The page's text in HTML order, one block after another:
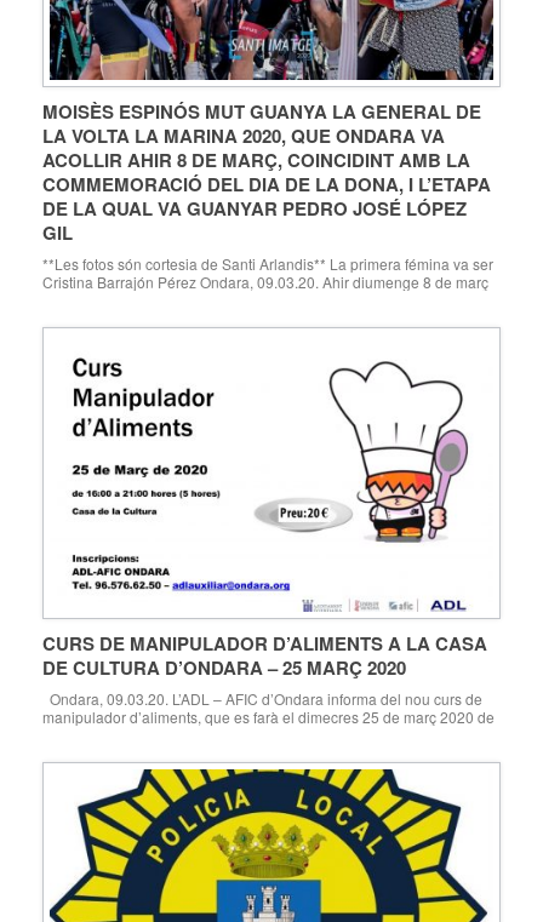
MOISÈS ESPINÓS MUT GUANYA LA GENERAL DE
LA VOLTA LA MARINA 2020, QUE ONDARA VA
ACOLLIR AHIR 8 DE MARÇ, COINCIDINT AMB LA
COMMEMORACIÓ DEL DIA DE LA DONA, I L’ETAPA
DE LA QUAL VA GUANYAR PEDRO JOSÉ LÓPEZ
GIL
**Les fotos són cortesia de Santi Arlandis** La primera fémina va ser
Cristina Barrajón Pérez Ondara, 09.03.20. Ahir diumenge 8 de març
CURS DE MANIPULADOR D’ALIMENTS A LA CASA
DE CULTURA D’ONDARA – 25 MARÇ 2020
Ondara, 09.03.20. L’ADL – AFIC d’Ondara informa del nou curs de
manipulador d’aliments, que es farà el dimecres 25 de març 2020 de
baixa de l’Ajuntament), tel: 965766250 – […]